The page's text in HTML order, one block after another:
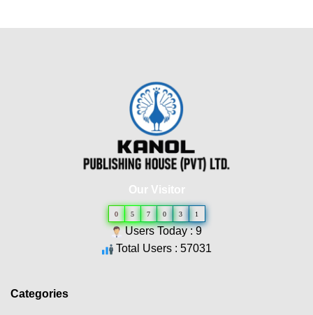
Our Visitor
0 5 7 0 3 1
Users Today : 9
Total Users : 57031
Categories